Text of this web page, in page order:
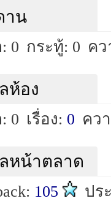
าน
0 กระทู้: 0 ค
ห้อง
0 เรื่อง: 0 คว
หน้าตลาด
105 ปร